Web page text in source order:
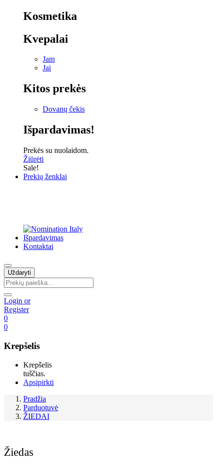
Kosmetika
Kvepalai
Jam
Jai
Kitos prekės
Dovanų čekis
Išpardavimas!
Prekės su nuolaidom.
Žiūrėti
Sale!
Prekių ženklai
Išpardavimas
Kontaktai
Uždaryti
Login or
Register
0
0
Krepšelis
Krepšelis
tuščias.
Apsipirkti
Pradžia
Parduotuvė
ŽIEDAI
Žiedas